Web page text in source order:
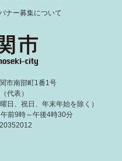
ナー募集について
市南部町1番1号
代表）
日、祝日、年末年始を除く）
前9時～午後4時30分